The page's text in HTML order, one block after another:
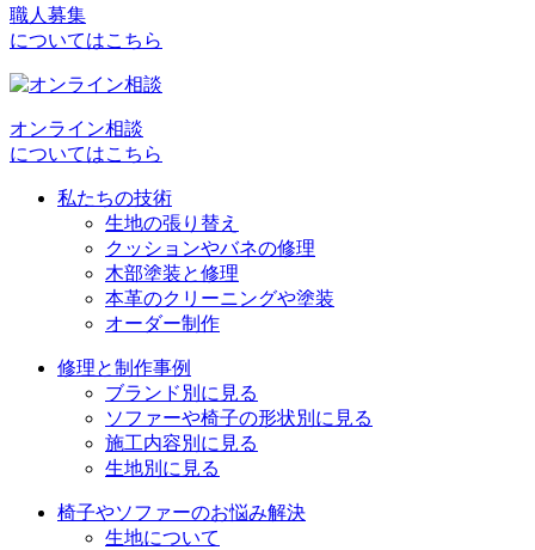
ビ
ゲ
ー
シ
ョ
職人募集
についてはこちら
オンライン相談
についてはこちら
私たちの技術
生地の張り替え
クッションやバネの修理
木部塗装と修理
本革のクリーニングや塗装
オーダー制作
修理と制作事例
ブランド別に見る
ソファーや椅子の形状別に見る
施工内容別に見る
生地別に見る
椅子やソファーのお悩み解決
生地について